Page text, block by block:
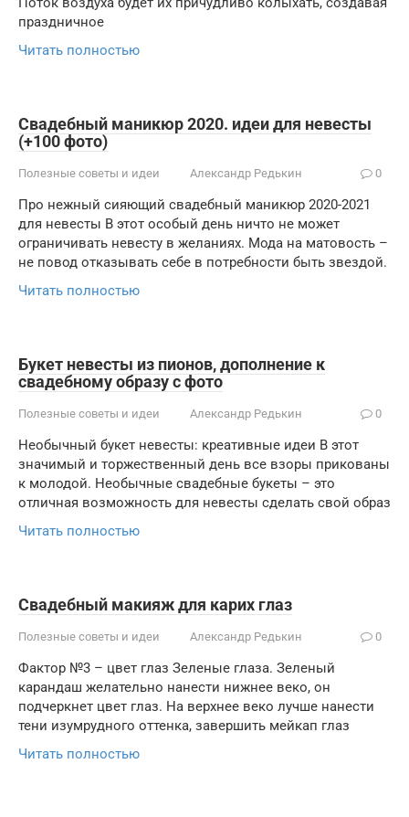
праздничное
Читать полностью
Свадебный маникюр 2020. идеи для невесты
(+100 фото)
Полезные советы и идеи Александр Редькин 0
Про нежный сияющий свадебный маникюр 2020-2021
для невесты В этот особый день ничто не может
ограничивать невесту в желаниях. Мода на матовость –
не повод отказывать себе в потребности быть звездой.
Читать полностью
Букет невесты из пионов, дополнение к
свадебному образу с фото
Полезные советы и идеи Александр Редькин 0
Необычный букет невесты: креативные идеи В этот
значимый и торжественный день все взоры прикованы
к молодой. Необычные свадебные букеты – это
отличная возможность для невесты сделать свой образ
Читать полностью
Свадебный макияж для карих глаз
Полезные советы и идеи Александр Редькин 0
Фактор №3 – цвет глаз Зеленые глаза. Зеленый
карандаш желательно нанести нижнее веко, он
подчеркнет цвет глаз. На верхнее веко лучше нанести
тени изумрудного оттенка, завершить мейкап глаз
Читать полностью